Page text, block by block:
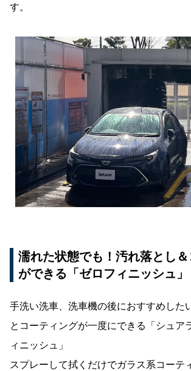
す。
濡れた状態でも！汚れ落とし
ができる「ゼロフィニッシュ」
手洗い洗車、洗車機の後におすすめした
とコーティングが一度にできる「シュア
ィニッシュ」
スプレーして拭くだけでガラス系コーテ